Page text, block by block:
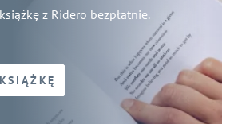
z Ridero bezpłatnie.